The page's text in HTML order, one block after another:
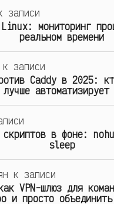
мониторинг
реальном времени
к записи
Caddy в 2025:
автоматизирует
скриптов в фоне:
sleep
к записи
VPN-шлюз для
и просто